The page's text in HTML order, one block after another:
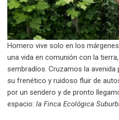
Homero vive solo en los
una vida en comunión con la
sembradíos. Cruzamos la avenida
su frenético y ruidoso fluir de
por un sendero y de pronto
espacio: la Finca Ecológica